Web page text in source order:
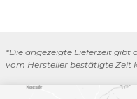
*Die angezeigte Lieferzeit gibt
vom Hersteller bestätigte Zeit